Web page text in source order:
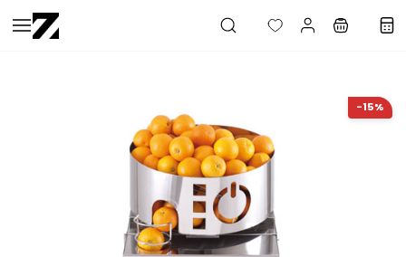
Saltar al
contenido
-15%